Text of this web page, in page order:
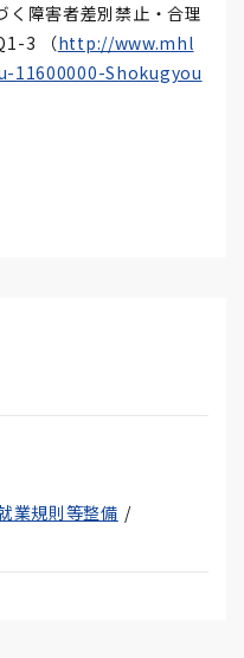
く障害者差別禁止・合理
3 （http://www.mhl
11600000-Shokugyou
業規則等整備